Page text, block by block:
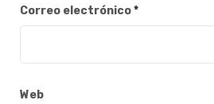
Correo electrónico*
Web